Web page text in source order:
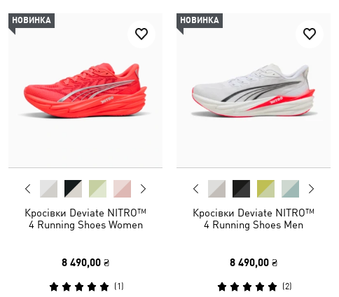
НОВИНКА
Кросівки Deviate NITRO™
4 Running Shoes Women
8 490,00 ₴
(1 )
НОВИНКА
Кросівки Deviate NITRO™
4 Running Shoes Men
8 490,00 ₴
(2)